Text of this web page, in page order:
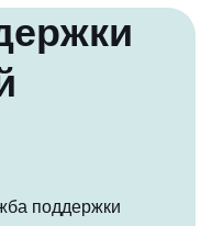
поддержки